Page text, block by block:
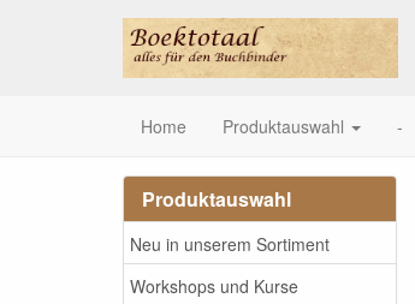
Home Produktauswahl -
Produktauswahl
Neu in unserem Sortiment
Workshops und Kurse